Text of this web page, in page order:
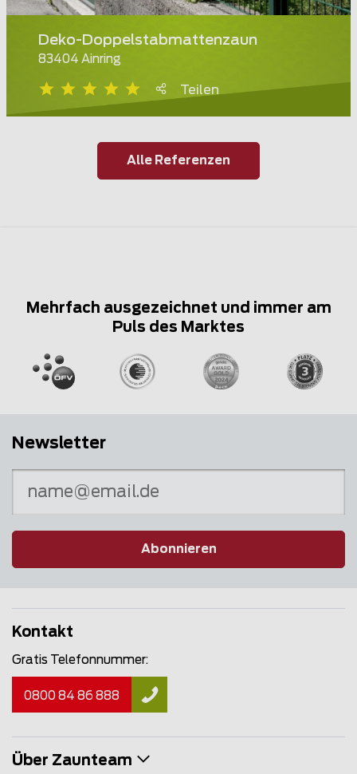
Deko-Doppelstabmattenzaun
83404 Ainring
Teilen
Alle Referenzen
Mehrfach ausgezeichnet und immer am
Puls des Marktes
Newsletter
Abonnieren
Kontakt
Gratis Telefonnummer:
0800 84 86 888
Über Zaunteam